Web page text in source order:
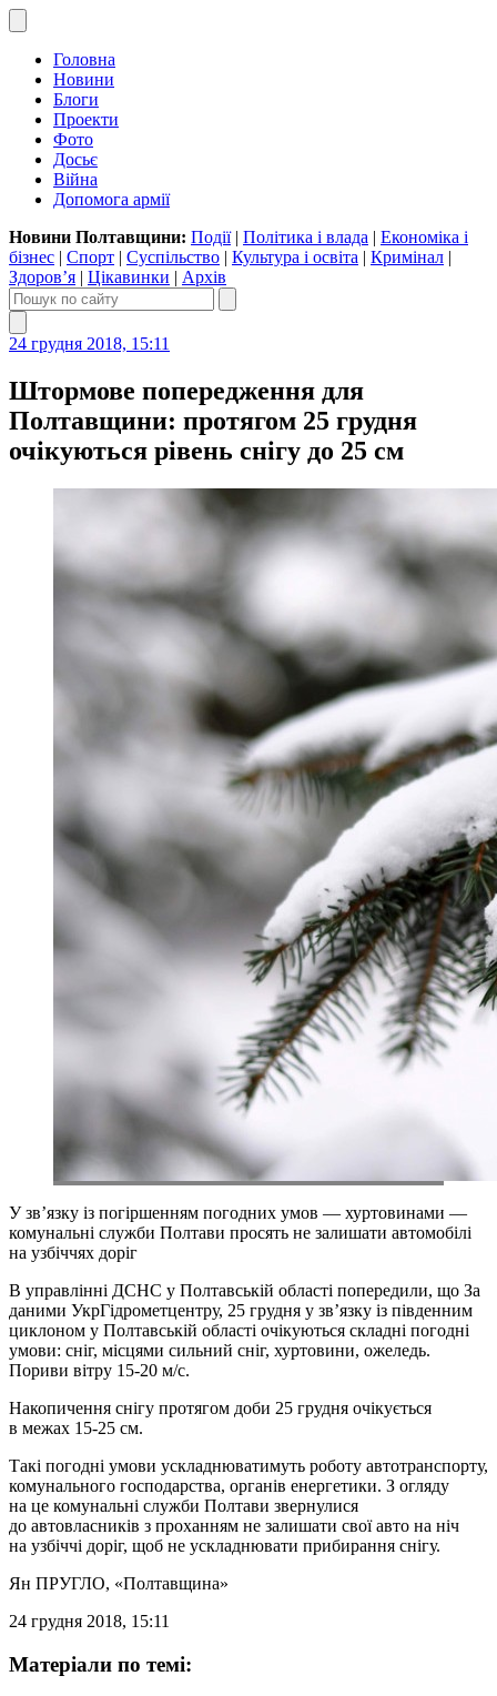
Головна
Новини
Блоги
Проекти
Фото
Досьє
Війна
Допомога армії
Новини Полтавщини: Події| Політика і влада | Економіка і
бізнес | Спорт | Суспільство | Культура і освіта | Кримінал |
Здоров’я | Цікавинки | Архів
24 грудня 2018, 15:11
Штормове попередження для
Полтавщини: протягом 25 грудня
очікуються рівень снігу до 25 см
У зв’язку із погіршенням погодних умов — хуртовинами —
комунальні служби Полтави просять не залишати автомобілі
на узбіччях доріг
В управлінні ДСНС у Полтавській області попередили, що За
даними УкрГідрометцентру, 25 грудня у зв’язку із південним
циклоном у Полтавській області очікуються складні погодні
умови: сніг, місцями сильний сніг, хуртовини, ожеледь.
Пориви вітру 15-20 м/с.
Накопичення снігу протягом доби 25 грудня очікується
в межах 15-25 см.
Такі погодні умови ускладнюватимуть роботу автотранспорту,
комунального господарства, органів енергетики. З огляду
на це комунальні служби Полтави звернулися
до автовласників з проханням не залишати свої авто на ніч
на узбіччі доріг, щоб не ускладнювати прибирання снігу.
Ян ПРУГЛО, «Полтавщина»
24 грудня 2018, 15:11
Матеріали по темі: